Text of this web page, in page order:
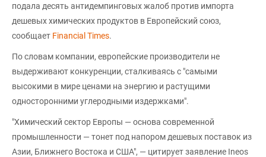
подала десять антидемпинговых жалоб против импорта
дешевых химических продуктов в Европейский союз,
сообщает Financial Times.
По словам компании, европейские производители не
выдерживают конкуренции, сталкиваясь с "самыми
высокими в мире ценами на энергию и растущими
односторонними углеродными издержками".
"Химический сектор Европы — основа современной
промышленности — тонет под напором дешевых поставок из
Азии, Ближнего Востока и США", — цитирует заявление Ineos